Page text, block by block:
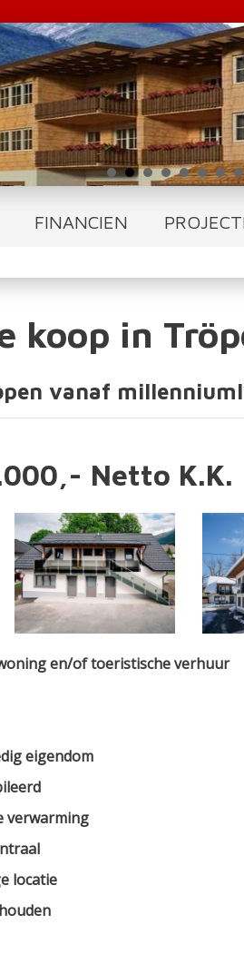
FINANCIEN
koop in
vanaf
Netto K.K.
en/of toeristische verhuur
eigendom
verwarming
locatie